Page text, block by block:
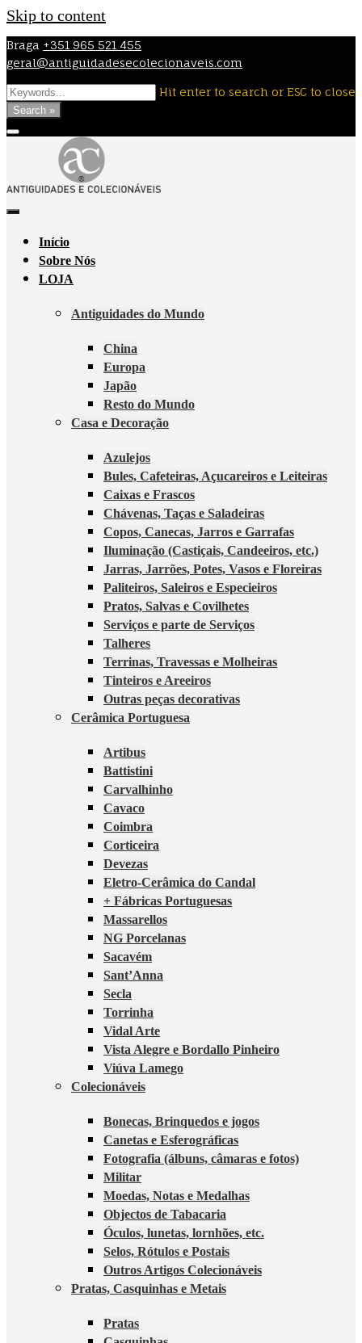
Skip to content
Braga +351 965 521 455
geral@antiguidadesecolecionaveis.com
Hit enter to search or ESC to close
Search »
Início
Sobre Nós
LOJA
Antiguidades do Mundo
China
Europa
Japão
Resto do Mundo
Casa e Decoração
Azulejos
Bules, Cafeteiras, Açucareiros e Leiteiras
Caixas e Frascos
Chávenas, Taças e Saladeiras
Copos, Canecas, Jarros e Garrafas
Iluminação (Castiçais, Candeeiros, etc.)
Jarras, Jarrões, Potes, Vasos e Floreiras
Paliteiros, Saleiros e Especieiros
Pratos, Salvas e Covilhetes
Serviços e parte de Serviços
Talheres
Terrinas, Travessas e Molheiras
Tinteiros e Areeiros
Outras peças decorativas
Cerâmica Portuguesa
Artibus
Battistini
Carvalhinho
Cavaco
Coimbra
Corticeira
Devezas
Eletro-Cerâmica do Candal
+ Fábricas Portuguesas
Massarellos
NG Porcelanas
Sacavém
Sant’Anna
Secla
Torrinha
Vidal Arte
Vista Alegre e Bordallo Pinheiro
Viúva Lamego
Colecionáveis
Bonecas, Brinquedos e jogos
Canetas e Esferográficas
Fotografia (álbuns, câmaras e fotos)
Militar
Moedas, Notas e Medalhas
Objectos de Tabacaria
Óculos, lunetas, lornhões, etc.
Selos, Rótulos e Postais
Outros Artigos Colecionáveis
Pratas, Casquinhas e Metais
Pratas